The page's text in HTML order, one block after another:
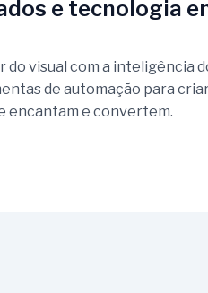
e tecnologia
do visual com a inteligência
de automação para
encantam e convertem.